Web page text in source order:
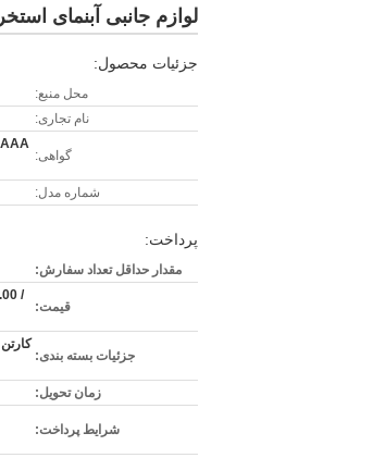
لوازم جانبی آبنمای استخر 60 مترمکعب در ساعت 4 اینچی DN100 نازل جت نمایش فیلم SS
جزئیات محصول:
محل منبع:
نام تجاری:
گواهی:
AAA
شماره مدل:
پرداخت:
مقدار حداقل تعداد سفارش:
قیمت:
/
جزئیات بسته بندی:
زمان تحویل:
شرایط پرداخت: